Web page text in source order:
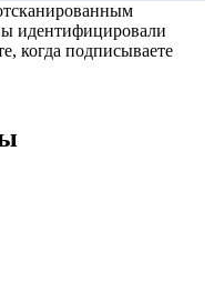
идентифицировали
когда подписываете